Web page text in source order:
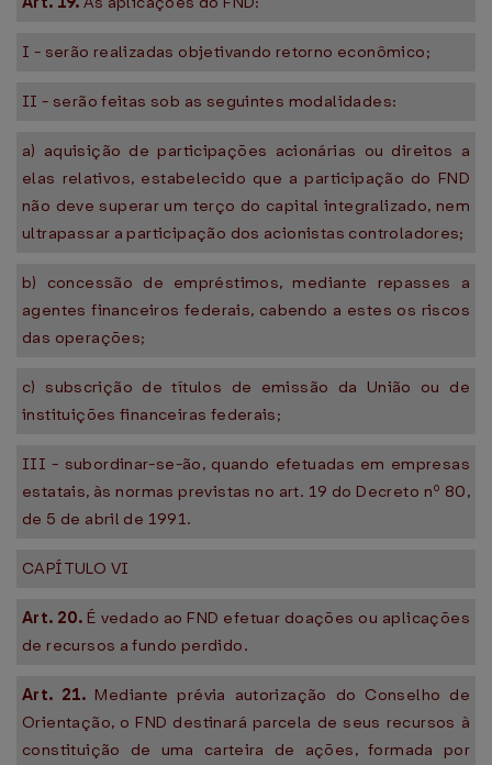
I - serão realizadas objetivando retorno econômico;
II - serão feitas sob as seguintes modalidades:
a) aquisição de participações acionárias ou direitos a
elas relativos, estabelecido que a participação do FND
não deve superar um terço do capital integralizado, nem
ultrapassar a participação dos acionistas controladores;
b) concessão de empréstimos, mediante repasses a
agentes financeiros federais, cabendo a estes os riscos
das operações;
c) subscrição de títulos de emissão da União ou de
instituições financeiras federais;
III - subordinar-se-ão, quando efetuadas em empresas
estatais, às normas previstas no art. 19 do Decreto nº 80,
de 5 de abril de 1991.
CAPÍTULO VI
Art. 20. É vedado ao FND efetuar doações ou aplicações
de recursos a fundo perdido.
Art. 21. Mediante prévia autorização do Conselho de
Orientação, o FND destinará parcela de seus recursos à
constituição de uma carteira de ações, formada por